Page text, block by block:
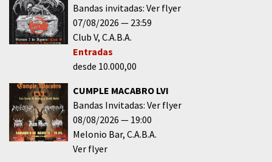
Bandas invitadas: Ver flyer
07/08/2026
23:59
Club V C.A.B.A.
Entradas
desde 10.000,00
CUMPLE MACABRO LVI
Bandas Invitadas: Ver flyer
08/08/2026
19:00
Melonio Bar C.A.B.A.
Ver flyer